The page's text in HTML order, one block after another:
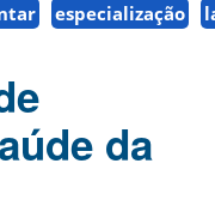
especialização
da